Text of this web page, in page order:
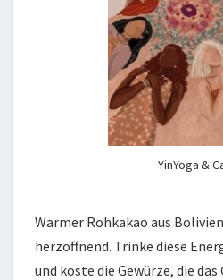
YinYoga &
Warmer Rohkakao aus
herzöffnend. Trinke diese
und koste die Gewürze, die